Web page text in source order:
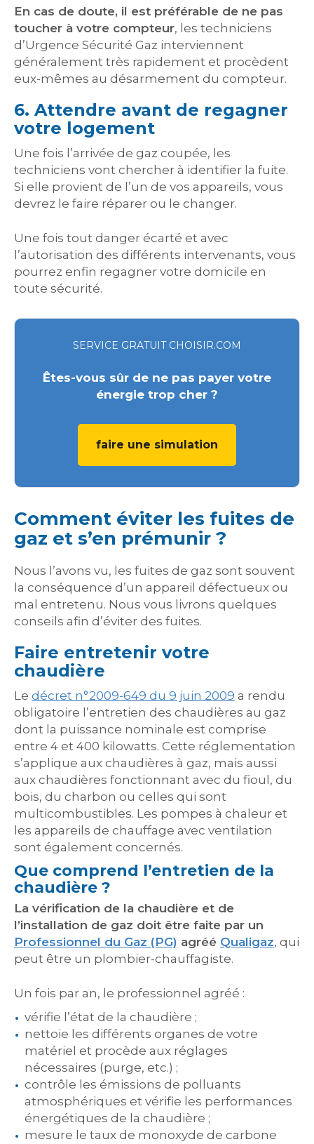
En cas de doute, il est préférable de ne pas
toucher à votre compteur, les techniciens
d’Urgence Sécurité Gaz interviennent
généralement très rapidement et procèdent
eux-mêmes au désarmement du compteur.
6. Attendre avant de regagner
votre logement
Une fois l’arrivée de gaz coupée, les
techniciens vont chercher à identifier la fuite.
Si elle provient de l’un de vos appareils, vous
devrez le faire réparer ou le changer.
Une fois tout danger écarté et avec
l’autorisation des différents intervenants, vous
pourrez enfin regagner votre domicile en
toute sécurité.
SERVICE GRATUIT CHOISIR.COM
Êtes-vous sûr de ne pas payer votre
énergie trop cher ?
faire une simulation
Comment éviter les fuites de
gaz et s’en prémunir ?
Nous l’avons vu, les fuites de gaz sont souvent
la conséquence d’un appareil défectueux ou
mal entretenu. Nous vous livrons quelques
conseils afin d’éviter des fuites.
Faire entretenir votre
chaudière
Le décret n°2009-649 du 9 juin 2009 a rendu
obligatoire l’entretien des chaudières au gaz
dont la puissance nominale est comprise
entre 4 et 400 kilowatts. Cette réglementation
s’applique aux chaudières à gaz, mais aussi
aux chaudières fonctionnant avec du fioul, du
bois, du charbon ou celles qui sont
multicombustibles. Les pompes à chaleur et
les appareils de chauffage avec ventilation
sont également concernés.
Que comprend l’entretien de la
chaudière ?
La vérification de la chaudière et de
l’installation de gaz doit être faite par un
Professionnel du Gaz (PG) agréé Qualigaz, qui
peut être un plombier-chauffagiste.
Un fois par an, le professionnel agréé :
vérifie l’état de la chaudière ;
nettoie les différents organes de votre
matériel et procède aux réglages
nécessaires (purge, etc.) ;
contrôle les émissions de polluants
atmosphériques et vérifie les performances
énergétiques de la chaudière ;
mesure le taux de monoxyde de carbone